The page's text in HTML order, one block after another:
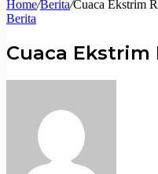
Home/Berita/Cuaca Ekstrim
Berita
Cuaca